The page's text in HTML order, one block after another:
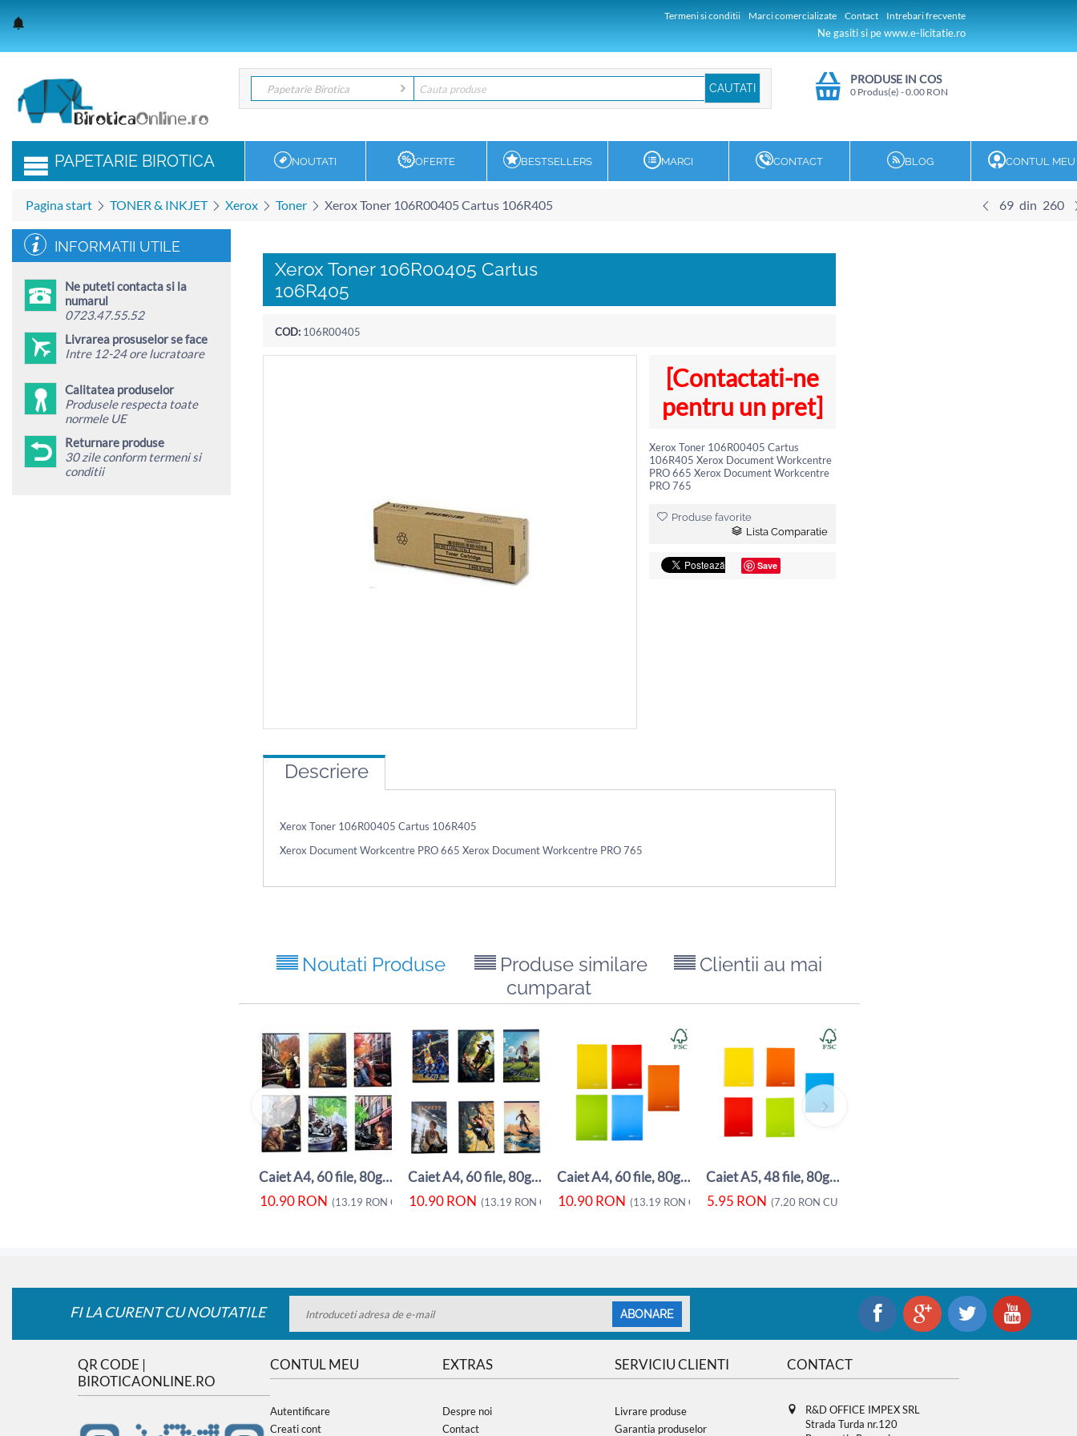
Termeni si conditii Marci comercializate Contact Intrebari frecvente
Ne gasiti si pe www.e-licitatie.ro
Papetarie Birotica
Papetarie Birotica
PRODUSE IN COS
0 Produs(e) -0.00RON
PAPETARIE BIROTICA NOUTATI OFERTE BESTSELLERS MARCI CONTACT BLOG CONTUL MEU
Pagina start TONER & INKJET Xerox Toner Xerox Toner 106R00405 Cartus 106R405 69 din 260
INFORMATII UTILE
Ne puteti contacta si la
numarul
0723.47.55.52
Livrarea prosuselor se face
Intre 12-24 ore lucratoare
Calitatea produselor
Produsele respecta toate
normele UE
Returnare produse
30 zile conform termeni si
conditii
Xerox Toner 106R00405 Cartus
106R405
COD: 106R00405
[Contactati-ne
pentru un pret]
Xerox Toner 106R00405 Cartus
106R405 Xerox Document Workcentre
PRO 665 Xerox Document Workcentre
PRO 765
Produse favorite
Lista Comparatie
Save
Descriere
Xerox Toner 106R00405 Cartus 106R405
Xerox Document Workcentre PRO 665 Xerox Document Workcentre PRO 765
Noutati Produse Produse similare
Clientii au mai
cumparat
Caiet A4, 60 file, 80gsm, coperta carton ...
10.90 RON (13.19 RON CU TVA)
Caiet A4, 60 file, 80gsm, coperta carton ...
10.90 RON (13.19 RON CU TVA)
Caiet A4, 60 file, 80gsm, coperta carton ...
10.90 RON (13.19 RON CU TVA)
Caiet A5, 48 file, 80gsm, coperta carton ...
5.95 RON (7.20 RON CU TVA)
FI LA CURENT CU NOUTATILE ABONARE
QR CODE |
BIROTICAONLINE.RO
CONTUL MEU
Autentificare
Creati cont
EXTRAS
Despre noi
Contact
SERVICIU CLIENTI
Livrare produse
Garantia produselor
CONTACT
R&D OFFICE IMPEX SRL
Strada Turda nr.120